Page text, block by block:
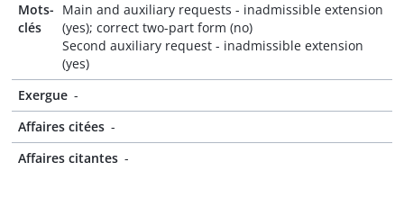
Mots-
clés
Main and auxiliary requests - inadmissible extension
(yes); correct two-part form (no)
Second auxiliary request - inadmissible extension
(yes)
Exergue -
Affaires citées -
Affaires citantes -